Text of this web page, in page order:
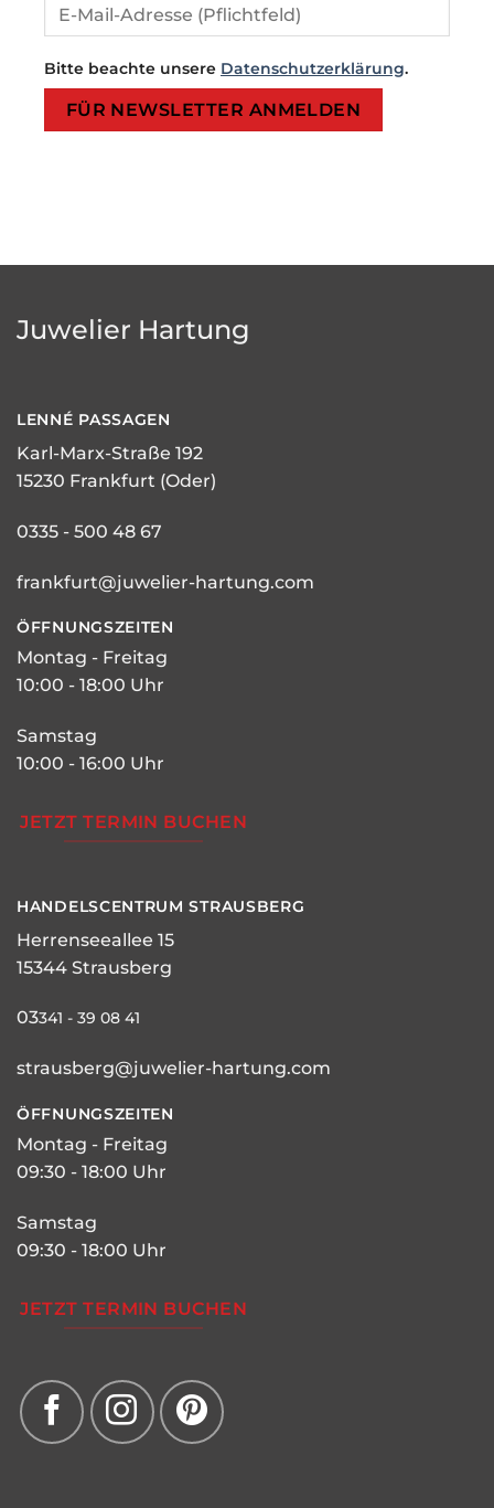
Bitte beachte unsere Datenschutzerklärung.
Bitte lasse dieses Feld leer.
Bitte lasse dieses Feld leer.
Juwelier Hartung
LENNÉ PASSAGEN
Karl-Marx-Straße 192
15230 Frankfurt (Oder)
0335 - 500 48 67
frankfurt@juwelier-hartung.com
ÖFFNUNGSZEITEN
Montag - Freitag
10:00 - 18:00 Uhr
Samstag
10:00 - 16:00 Uhr
JETZT TERMIN BUCHEN
HANDELSCENTRUM STRAUSBERG
Herrenseeallee 15
15344 Strausberg
03341 - 39 08 41
strausberg@juwelier-hartung.com
ÖFFNUNGSZEITEN
Montag - Freitag
09:30 - 18:00 Uhr
Samstag
09:30 - 18:00 Uhr
JETZT TERMIN BUCHEN